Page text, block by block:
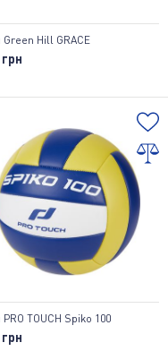
Hill GRACE
TOUCH Spiko 100